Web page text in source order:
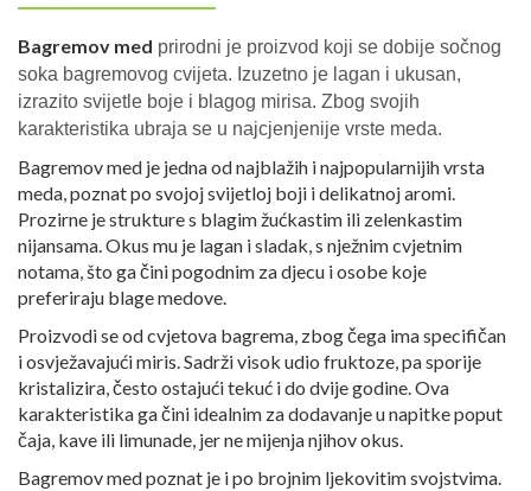
Bagremov med prirodni je proizvod koji se dobije sočnog
soka bagremovog cvijeta. Izuzetno je lagan i ukusan,
izrazito svijetle boje i blagog mirisa. Zbog svojih
karakteristika ubraja se u najcjenjenije vrste meda.
Bagremov med je jedna od najblažih i najpopularnijih vrsta
meda, poznat po svojoj svijetloj boji i delikatnoj aromi.
Prozirne je strukture s blagim žućkastim ili zelenkastim
nijansama. Okus mu je lagan i sladak, s nježnim cvjetnim
notama, što ga čini pogodnim za djecu i osobe koje
preferiraju blage medove.
Proizvodi se od cvjetova bagrema, zbog čega ima specifičan
i osvježavajući miris. Sadrži visok udio fruktoze, pa sporije
kristalizira, često ostajući tekuć i do dvije godine. Ova
karakteristika ga čini idealnim za dodavanje u napitke poput
čaja, kave ili limunade, jer ne mijenja njihov okus.
Bagremov med poznat je i po brojnim ljekovitim svojstvima.